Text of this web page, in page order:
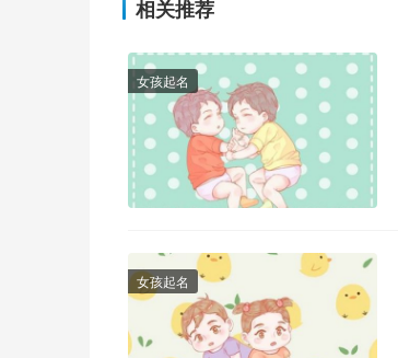
相关推荐
女孩起名
女孩起名